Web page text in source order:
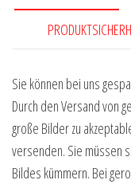
Menge
Sie können bei uns
Durch den Versand von
große Bilder zu
versenden. Sie müssen
Bildes kümmern. Bei